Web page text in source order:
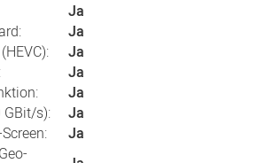
Ja
Ja
Ja
Ja
Ja
GBit/s):
Ja
Ja